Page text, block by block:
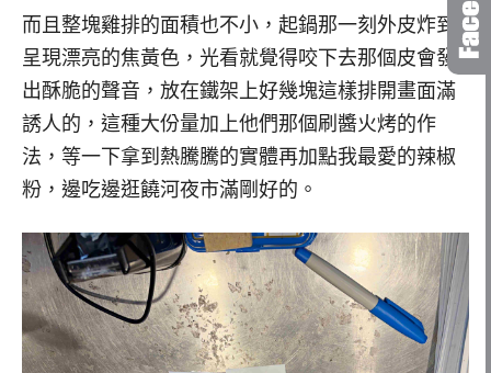
而且整塊雞排的面積也不小，起鍋那一刻外皮炸到
呈現漂亮的焦黃色，光看就覺得咬下去那個皮會發
出酥脆的聲音，放在鐵架上好幾塊這樣排開畫面滿
誘人的，這種大份量加上他們那個刷醬火烤的作
法，等一下拿到熱騰騰的實體再加點我最愛的辣椒
粉，邊吃邊逛饒河夜市滿剛好的。